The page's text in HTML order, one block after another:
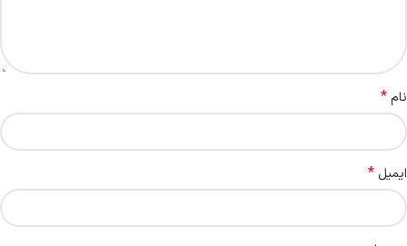
نام*
ایمیل *